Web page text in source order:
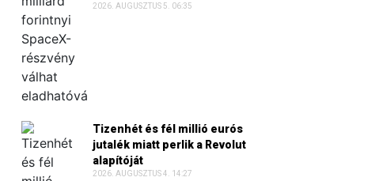
2026. AUGUSZTUS 5. 06:35
Tizenhét és fél millió eurós
jutalék miatt perlik a Revolut
alapítóját
2026. AUGUSZTUS 4. 14:27